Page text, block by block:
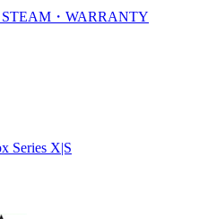
STEAM・WARRANTY
Series X|S